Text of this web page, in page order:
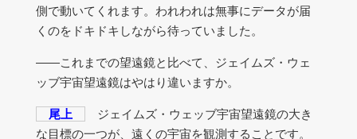
側で動いてくれます。われわれは無事にデータが届
くのをドキドキしながら待っていました。
――これまでの望遠鏡と比べて、ジェイムズ・ウェ
ッブ宇宙望遠鏡はやはり違いますか。
尾上
ジェイムズ・ウェッブ宇宙望遠鏡の大き
な目標の一つが、遠くの宇宙を観測することです。